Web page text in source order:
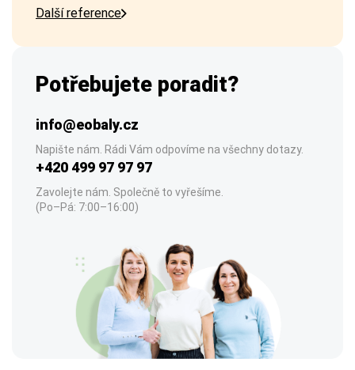
Další reference
Potřebujete poradit?
info@eobaly.cz
Napište nám. Rádi Vám odpovíme na všechny dotazy.
+420 499 97 97 97
Zavolejte nám. Společně to vyřešíme.
(Po–Pá: 7:00–16:00)